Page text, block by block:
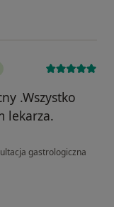
.Wszystko
lekarza.
gastrologiczna